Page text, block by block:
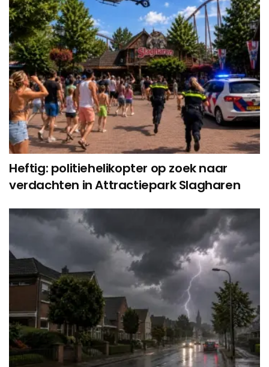
Heftig: politiehelikopter op zoek naar
verdachten in Attractiepark Slagharen